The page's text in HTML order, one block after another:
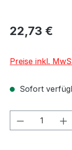
22,73 €
Preise inkl.
Sofort
Produkt